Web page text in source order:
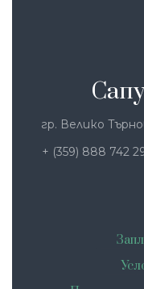
гр. Велико
+ (359) 888 742